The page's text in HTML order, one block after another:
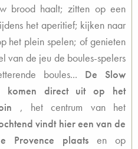
brood haalt; zitten op een
het aperitief; kijken naar
het plein spelen; of genieten
van de jeu de boules-spelers
boules...
De
Slow
komen direct uit op het
, het centrum van het
vindt hier een van de
Provence plaats en op